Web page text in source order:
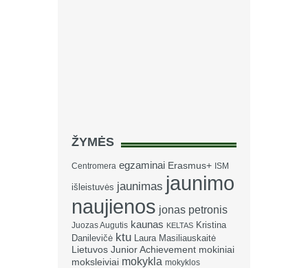
ŽYMĖS
Centromera egzaminai Erasmus+ ISM
išleistuvės jaunimas jaunimo
naujienos jonas petronis
Juozas Augutis kaunas KELTAS Kristina
Danilevičė ktu Laura Masiliauskaitė
Lietuvos Junior Achievement mokiniai
moksleiviai mokykla mokyklos